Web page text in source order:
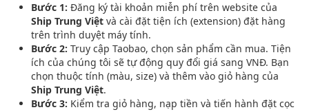
Bước 1: Đăng ký tài khoản miễn phí trên website của
Ship Trung Việt và cài đặt tiện ích (extension) đặt hàng
trên trình duyệt máy tính.
Bước 2: Truy cập Taobao, chọn sản phẩm cần mua. Tiện
ích của chúng tôi sẽ tự động quy đổi giá sang VNĐ. Bạn
chọn thuộc tính (màu, size) và thêm vào giỏ hàng của
Ship Trung Việt.
Bước 3: Kiểm tra giỏ hàng, nạp tiền và tiến hành đặt cọc